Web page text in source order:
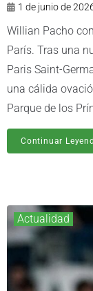
1 de junio de
Willian Pacho
París. Tras una
Paris Saint-
una cálida
Parque de los
Continuar
Actualidad